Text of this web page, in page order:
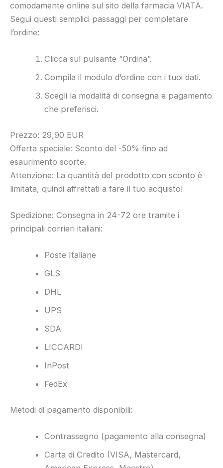
comodamente online sul sito della farmacia VIATA.
Segui questi semplici passaggi per completare
l’ordine:
Clicca sul pulsante “Ordina”.
Compila il modulo d’ordine con i tuoi dati.
Scegli la modalità di consegna e pagamento
che preferisci.
Prezzo: 29,90 EUR
Offerta speciale: Sconto del -50% fino ad
esaurimento scorte.
Attenzione: La quantità del prodotto con sconto è
limitata, quindi affrettati a fare il tuo acquisto!
Spedizione: Consegna in 24-72 ore tramite i
principali corrieri italiani:
Poste Italiane
GLS
DHL
UPS
SDA
LICCARDI
InPost
FedEx
Metodi di pagamento disponibili:
Contrassegno (pagamento alla consegna)
Carta di Credito (VISA, Mastercard,